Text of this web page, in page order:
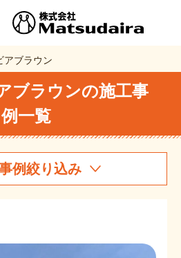
アブラウン
ブラウンの施工事
例一覧
例絞り込み